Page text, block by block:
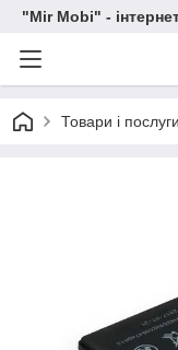
"Mir Mobi" -
Товари і послуги